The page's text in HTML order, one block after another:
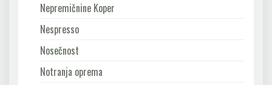
Nepremičnine Koper
Nespresso
Nosečnost
Notranja oprema